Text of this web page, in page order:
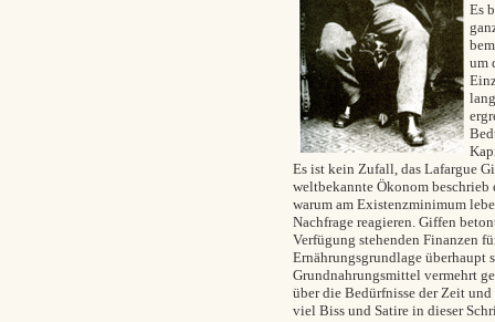
Es
um
Es ist kein Zufall, das Lafargue
weltbekannte Ökonom
warum am Existenzminimum
Nachfrage reagieren. Giffen
Verfügung stehenden Finanzen
Ernährungsgrundlage überhaupt
Grundnahrungsmittel vermehrt
über die Bedürfnisse der Zeit
viel Biss und Satire in dieser